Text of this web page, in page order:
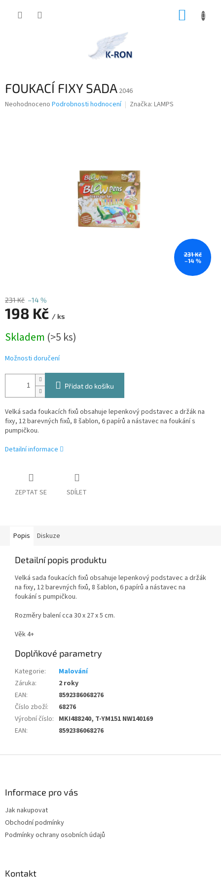
FOUKACÍ FIXY SADA 2046
Průměrné
Neohodnoceno Podrobnosti hodnocení Značka: LAMPS
231 Kč
–14 %
231 Kč –14 %
198 Kč / ks
cena:
Skladem (>5 ks)
Možnosti doručení
Přidat do košíku
Velká sada foukacích fixů obsahuje lepenkový podstavec a držák na
fixy, 12 barevných fixů, 8 šablon, 6 papírů a nástavec na foukání s
pumpičkou.
Detailní informace
ZEPTAT SE SDÍLET
Popis Diskuze
Detailní popis produktu
Velká sada foukacích fixů obsahuje lepenkový podstavec a držák
na fixy, 12 barevných fixů, 8 šablon, 6 papírů a nástavec na
foukání s pumpičkou.
Rozměry balení cca 30 x 27 x 5 cm.
Věk 4+
Doplňkové parametry
Kategorie:
Malování
Záruka:
2 roky
EAN:
8592386068276
Číslo zboží:
68276
Výrobní číslo: MKI488240, T-YM151 NW140169
EAN: 8592386068276
Informace pro vás
Jak nakupovat
Obchodní podmínky
Podmínky ochrany osobních údajů
Kontakt